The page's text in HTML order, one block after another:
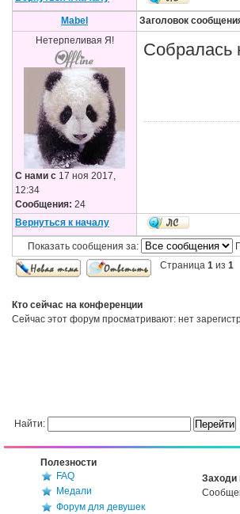
Mabel Заголовок
Нетерпеливая Я!
С нами с 17 ноя 2017,
12:34
Сообщения: 24
Собралась
Вернуться к началу
Показать сообщения за:
Страница 1 из 1
Кто сейчас на конференции
Сейчас этот форум просматривают: нет
Найти:
Полезности
FAQ
Медали
Форум для девушек
Заходи